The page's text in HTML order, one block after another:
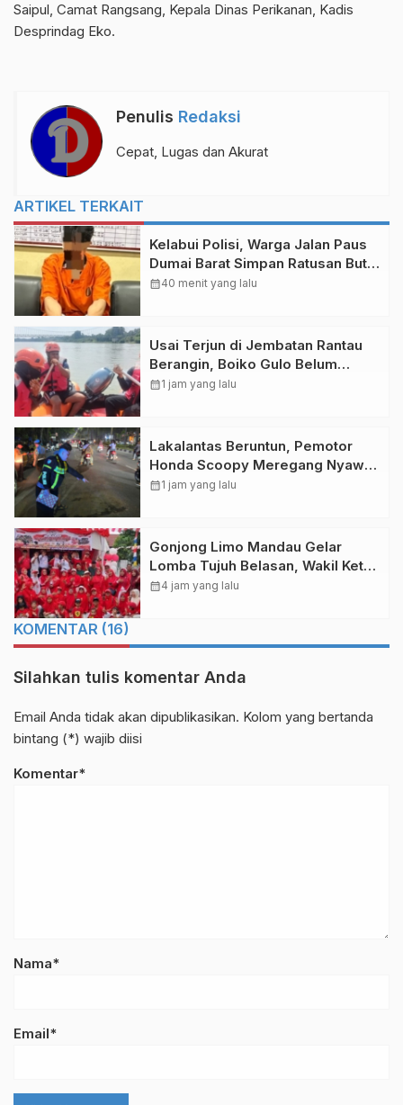
Saipul, Camat Rangsang, Kepala Dinas Perikanan, Kadis
Desprindag Eko.
Penulis Redaksi
Cepat, Lugas dan Akurat
ARTIKEL TERKAIT
Kelabui Polisi, Warga Jalan Paus
Dumai Barat Simpan Ratusan Butir
Ekstasi dalam Tanah
calendar_month40 menit yang lalu
Usai Terjun di Jembatan Rantau
Berangin, Boiko Gulo Belum
Ditemukan
calendar_month1 jam yang lalu
Lakalantas Beruntun, Pemotor
Honda Scoopy Meregang Nyawa
di Pekanbaru
calendar_month1 jam yang lalu
Gonjong Limo Mandau Gelar
Lomba Tujuh Belasan, Wakil Ketua
DPRD Bengkalis H Misno Turut
calendar_month4 jam yang lalu
KOMENTAR (16)
Silahkan tulis komentar Anda
Email Anda tidak akan dipublikasikan. Kolom yang bertanda
bintang (*) wajib diisi
Komentar*
Nama*
Email*